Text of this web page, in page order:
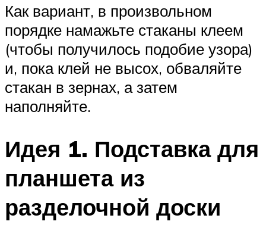
Как вариант, в произвольном
порядке намажьте стаканы клеем
(чтобы получилось подобие узора)
и, пока клей не высох, обваляйте
стакан в зернах, а затем
наполняйте.
Идея 1. Подставка для
планшета из
разделочной доски